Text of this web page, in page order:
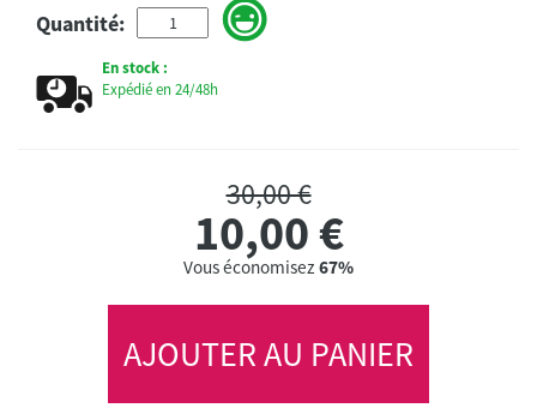
Quantité:
En stock :
Expédié en 24/48h
30,00 €
10,00€
Vous économisez 67%
AJOUTER AU PANIER